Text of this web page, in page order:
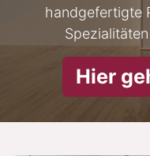
handgefertigte
Hier